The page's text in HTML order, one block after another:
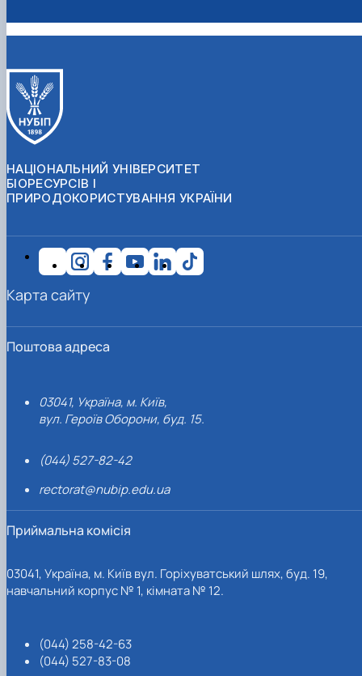
НАЦІОНАЛЬНИЙ УНІВЕРСИТЕТ
БІОРЕСУРСІВ І
ПРИРОДОКОРИСТУВАННЯ УКРАЇНИ
Поштова адреса
03041, Україна, м. Київ,
вул. Героїв Оборони, буд. 15.
(044) 527-82-42
rectorat@nubip.edu.ua
Приймальна комісія
03041, Україна, м. Київ вул. Горіхуватський шлях, буд. 19,
навчальний корпус № 1, кімната № 12.
(044) 258-42-63
(044) 527-83-08
Карта сайту